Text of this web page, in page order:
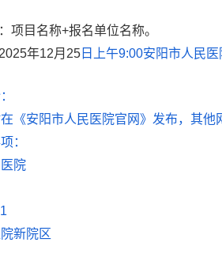
项目名称+报名单位名称。
2025年12月25 日 上午9:00安阳市人民
《安阳市人民医院官网》发布，其他
：
院
1
新院区